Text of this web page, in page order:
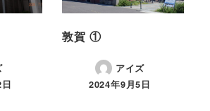
敦賀 ①
アイズ
2024年9月5日